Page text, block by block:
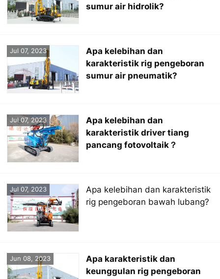
sumur air hidrolik?
Apa kelebihan dan
karakteristik rig pengeboran
sumur air pneumatik?
Jul 07, 2023
Apa kelebihan dan
karakteristik driver tiang
pancang fotovoltaik？
Jul 07, 2023
Apa kelebihan dan karakteristik
rig pengeboran bawah lubang?
Jul 07, 2023
Apa karakteristik dan
keunggulan rig pengeboran
Jun 08, 2023